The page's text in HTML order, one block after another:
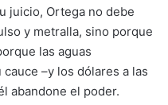
juicio, Ortega no debe
y metralla, sino porque
las aguas
–y los dólares a las
abandone el poder.